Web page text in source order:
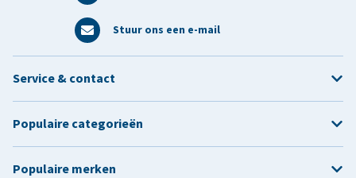
Stuur ons een e-mail
Service & contact
Populaire categorieën
Populaire merken